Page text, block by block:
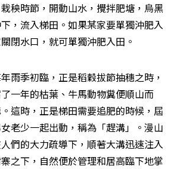
秧時節，開動山水，攪拌肥塘，烏黑
，流入梯田。如果某家要單獨沖肥入
閉水口，就可單獨沖肥入田。
雨季初臨，正是稻穀拔節抽穗之時，
一年的枯葉、牛馬動物糞便順山而
這時，正是梯田需要追肥的時候，屆
老少一起出動，稱為「趕溝」。漫山
們的大力疏導下，順著大溝迅速注入
之下，自然便於管理和居高臨下地掌